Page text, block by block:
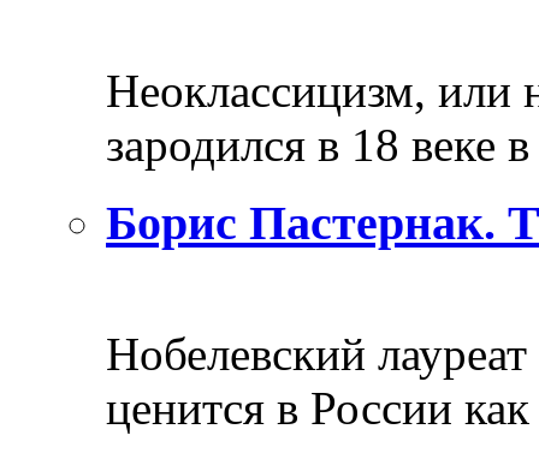
Неоклассицизм, или
зародился в 18 веке
Борис Пастернак.
Нобелевский
ценится в России